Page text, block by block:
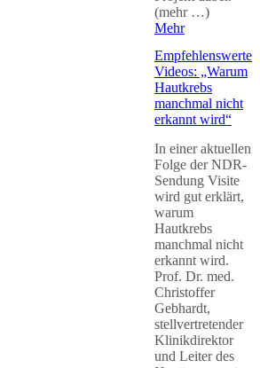
(mehr …)
Mehr
Empfehlenswerte
Videos: „Warum
Hautkrebs
manchmal nicht
erkannt wird“
In einer aktuellen
Folge der NDR-
Sendung Visite
wird gut erklärt,
warum
Hautkrebs
manchmal nicht
erkannt wird.
Prof. Dr. med.
Christoffer
Gebhardt,
stellvertretender
Klinikdirektor
und Leiter des